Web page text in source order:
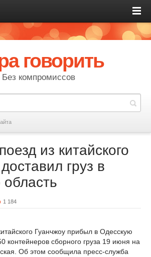
говорить
Без компромиссов
из китайского
груз в
1 184
Гуанчжоу прибыл в Одесскую
контейнеров сборного груза 19 июня на
Об этом сообщила пресс-служба